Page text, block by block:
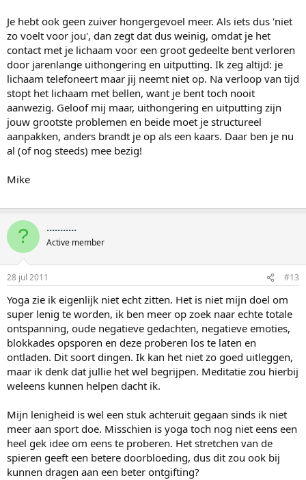
Je hebt ook geen zuiver hongergevoel meer. Als iets dus 'niet
zo voelt voor jou', dan zegt dat dus weinig, omdat je het
contact met je lichaam voor een groot gedeelte bent verloren
door jarenlange uithongering en uitputting. Ik zeg altijd: je
lichaam telefoneert maar jij neemt niet op. Na verloop van tijd
stopt het lichaam met bellen, want je bent toch nooit
aanwezig. Geloof mij maar, uithongering en uitputting zijn
jouw grootste problemen en beide moet je structureel
aanpakken, anders brandt je op als een kaars. Daar ben je nu
al (of nog steeds) mee bezig!
Mike
? ...........
Active member
28 jul 2011 #13
Yoga zie ik eigenlijk niet echt zitten. Het is niet mijn doel om
super lenig te worden, ik ben meer op zoek naar echte totale
ontspanning, oude negatieve gedachten, negatieve emoties,
blokkades opsporen en deze proberen los te laten en
ontladen. Dit soort dingen. Ik kan het niet zo goed uitleggen,
maar ik denk dat jullie het wel begrijpen. Meditatie zou hierbij
weleens kunnen helpen dacht ik.
Mijn lenigheid is wel een stuk achteruit gegaan sinds ik niet
meer aan sport doe. Misschien is yoga toch nog niet eens een
heel gek idee om eens te proberen. Het stretchen van de
spieren geeft een betere doorbloeding, dus dit zou ook bij
kunnen dragen aan een beter ontgifting?